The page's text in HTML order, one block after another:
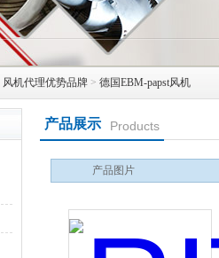
风机代理优势品牌 > 德国EBM-papst风机
产品展示 Products
产品图片